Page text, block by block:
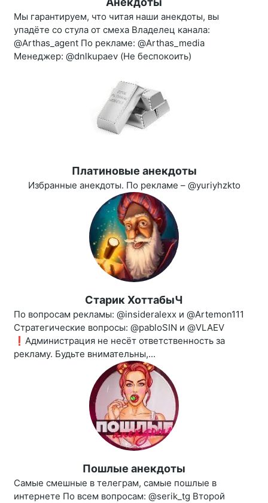
Мы гарантируем, что читая наши анекдоты, вы
упадёте со стула от смеха Владелец канала:
@Arthas_agent По рекламе: @Arthas_media
Менеджер: @dnlkupaev (Не беспокоить)
Платиновые анекдоты
Избранные анекдоты. По рекламе – @yuriyhzkto
Старик ХоттабыЧ
По вопросам рекламы: @insideralexx и @Artemon111
Стратегические вопросы: @pabloSIN и @VLAEV
❗️Администрация не несёт ответственность за
рекламу. Будьте внимательны,...
Пошлые анекдоты
Самые смешные в телеграм, самые пошлые в
интернете По всем вопросам: @serik_tg Второй